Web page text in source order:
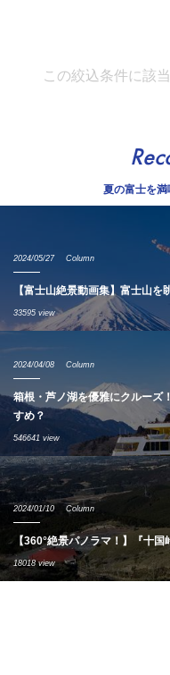
この絞込条件に該
夏の富士を
2024/05/27 Column
【富士山絶景動画集】富士山
33595 view
2024/04/08 Column
箱根・芦ノ湖を優雅にクルーズ
すめ？
546641 view
2024/01/10 Column
【360°絶景パノラマ！】『十
18018 view